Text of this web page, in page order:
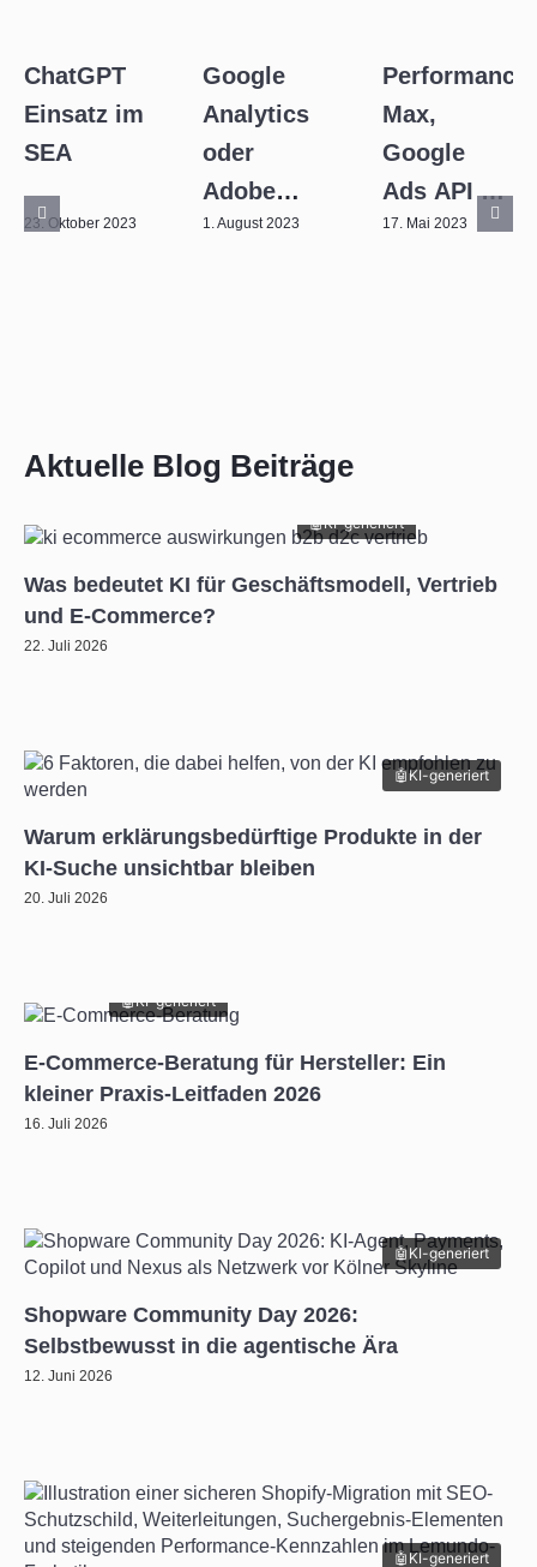
ChatGPT
Einsatz im
SEA
23. Oktober 2023
Google
Analytics
oder
Adobe
Analytics?
Analyse
1. August 2023
Performance
Max,
Google
Ads API &
Skripte:
17. Mai 2023
Aktuelle Blog Beiträge
KI-generiert
Was bedeutet KI für Geschäftsmodell, Vertrieb
und E-Commerce?
22. Juli 2026
KI-generiert
Warum erklärungsbedürftige Produkte in der
KI-Suche unsichtbar bleiben
20. Juli 2026
KI-generiert
E-Commerce-Beratung für Hersteller: Ein
kleiner Praxis-Leitfaden 2026
16. Juli 2026
KI-generiert
Shopware Community Day 2026:
Selbstbewusst in die agentische Ära
12. Juni 2026
KI-generiert